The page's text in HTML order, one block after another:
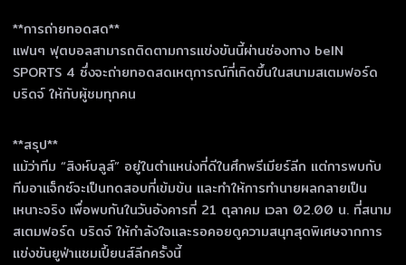
**การถ่ายทอดสด**
แฟนๆ ฟุตบอลสามารถติดตามการแข่งขันนี้ผ่านช่องทาง beIN
SPORTS 4 ซึ่งจะถ่ายทอดสดเหตุการณ์ที่เกิดขึ้นในสนามสเตมฟอร์ด
บริดจ์ ให้กับผู้ชมทุกคน
**สรุป**
แม้ว่าทีม “สิงห์บลูส์” อยู่ในตำแหน่งที่ดีในศึกพรีเมียร์ลีก แต่การพบกับ
ทีมอาแจ็กซ์จะเป็นทดสอบที่เข้มข้น และทำให้การทำนายผลกลายเป็น
เหนาะจริง เพื่อพบกันในวันอังคารที่ 21 ตุลาคม เวลา 02.00 น. ที่สนาม
สเตมฟอร์ด บริดจ์ ให้กำลังใจและรอคอยดูความสนุกสุดพิเศษจากการ
แข่งขันยูฟ่าแชมเปี้ยนส์ลีกครั้งนี้